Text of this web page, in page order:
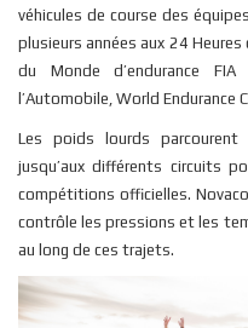
véhicules de course des
plusieurs années aux 24
du Monde d’endurance
l’Automobile, World Endurance
Les poids lourds parcourent
jusqu’aux différents circuits
compétitions officielles.
contrôle les pressions et les
au long de ces trajets.